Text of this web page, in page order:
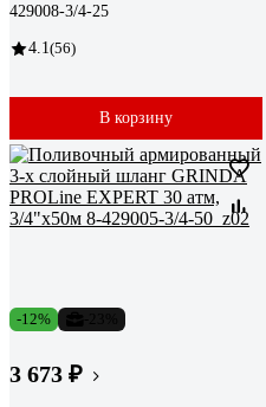
429008-3/4-25
4.1 (56)
В корзину
-12%
3 673 ₽